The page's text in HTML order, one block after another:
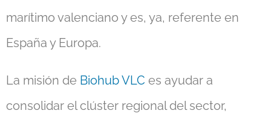
marítimo valenciano y es, ya, referente en
España y Europa.
La misión de Biohub VLC es ayudar a
consolidar el clúster regional del sector,